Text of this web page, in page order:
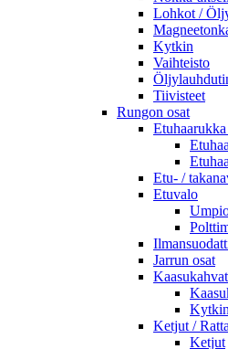
Lohkot /
Kytkin
Vaihteisto
Tiivisteet
Rungon osat
Etu- /
Etuvalo
Jarrun osat
Ketjut /
Ketjut